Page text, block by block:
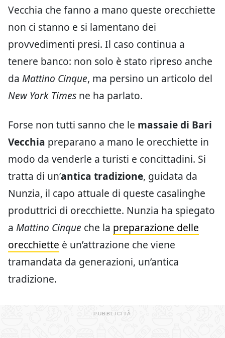
Vecchia che fanno a mano queste orecchiette
non ci stanno e si lamentano dei
provvedimenti presi. Il caso continua a
tenere banco: non solo è stato ripreso anche
da Mattino Cinque, ma persino un articolo del
New York Times ne ha parlato.
Forse non tutti sanno che le massaie di Bari
Vecchia preparano a mano le orecchiette in
modo da venderle a turisti e concittadini. Si
tratta di un’antica tradizione, guidata da
Nunzia, il capo attuale di queste casalinghe
produttrici di orecchiette. Nunzia ha spiegato
a Mattino Cinque che la preparazione delle
orecchiette è un’attrazione che viene
tramandata da generazioni, un’antica
tradizione.